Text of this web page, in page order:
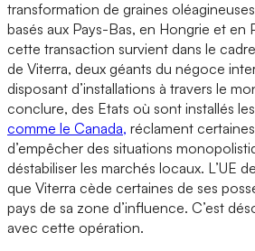
transformation de graines
basés aux Pays-Bas, en Hongrie et en
cette transaction survient dans le
de Viterra, deux géants du négoce
disposant d’installations à travers le
conclure, des Etats où sont installés
comme le Canada, réclament
d’empêcher des situations
déstabiliser les marchés locaux. L’UE
que Viterra cède certaines de ses
pays de sa zone d’influence. C’est
avec cette opération.